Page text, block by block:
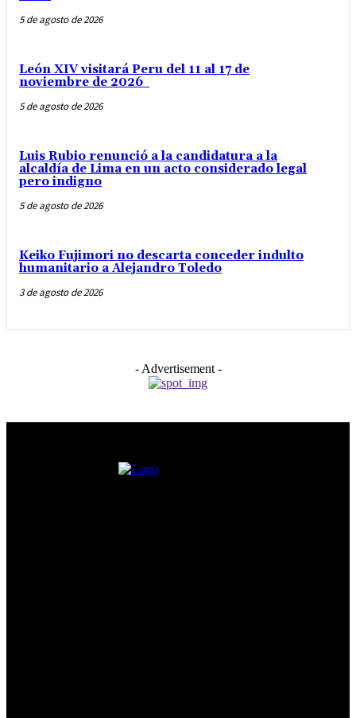
5 de agosto de 2026
León XIV visitará Peru del 11 al 17 de
noviembre de 2026
5 de agosto de 2026
Luis Rubio renunció a la candidatura a la
alcaldía de Lima en un acto considerado legal
pero indigno
5 de agosto de 2026
Keiko Fujimori no descarta conceder indulto
humanitario a Alejandro Toledo
3 de agosto de 2026
- Advertisement -